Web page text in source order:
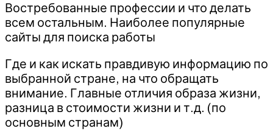
Востребованные профессии и что делать
всем остальным. Наиболее популярные
сайты для поиска работы
Где и как искать правдивую информацию по
выбранной стране, на что обращать
внимание. Главные отличия образа жизни,
разница в стоимости жизни и т.д. (по
основным странам)